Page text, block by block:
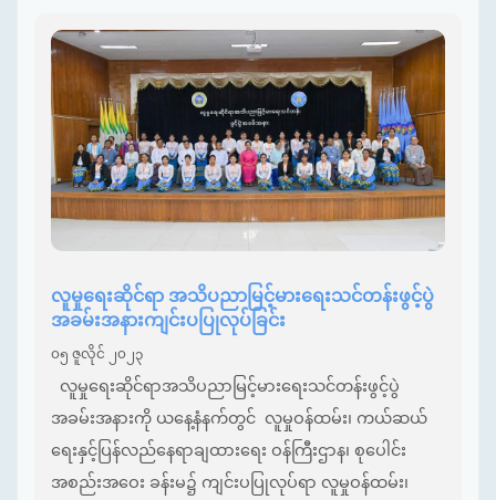
လူမှုရေးဆိုင်ရာ အသိပညာမြင့်မားရေးသင်တန်းဖွင့်ပွဲ
အခမ်းအနားကျင်းပပြုလုပ်ခြင်း
၀၅ ဇူလိုင် ၂၀၂၃
လူမှုရေးဆိုင်ရာအသိပညာမြင့်မားရေးသင်တန်းဖွင့်ပွဲ
အခမ်းအနားကို ယနေ့နံနက်တွင် လူမှုဝန်ထမ်း၊ ကယ်ဆယ်
ရေးနှင့်ပြန်လည်နေရာချထားရေး ဝန်ကြီးဌာန၊ စုပေါင်း
အစည်းအဝေး ခန်းမ၌ ကျင်းပပြုလုပ်ရာ လူမှုဝန်ထမ်း၊